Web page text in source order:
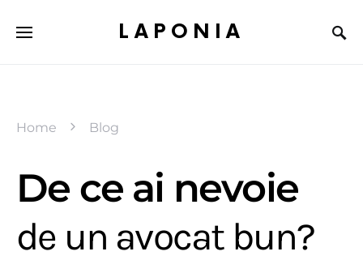
LAPONIA
Home Blog
De ce ai nevoie
de un avocat bun?